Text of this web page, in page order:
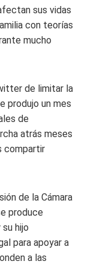
sus vidas
con teorías
mucho
de limitar la
produjo un mes
de
atrás meses
compartir
de la Cámara
produce
hijo
para apoyar a
a las